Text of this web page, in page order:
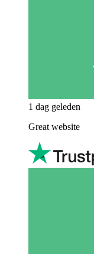
1 dag geleden
Great website